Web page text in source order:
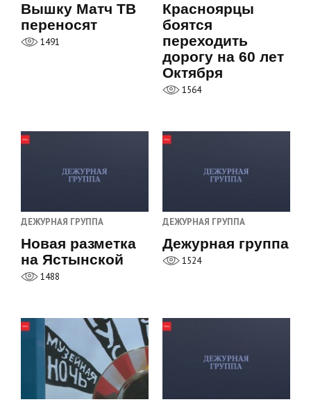
Вышку Матч ТВ
переносят
1491
Красноярцы
боятся
переходить
дорогу на 60 лет
Октября
1564
ДЕЖУРНАЯ ГРУППА
Новая разметка
на Ястынской
1488
ДЕЖУРНАЯ ГРУППА
Дежурная группа
1524